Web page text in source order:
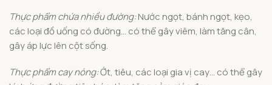
Thực phẩm chứa nhiều đường:Nước ngọt, bánh ngọt, kẹo,
các loại đồ uống có đường… có thể gây viêm, làm tăng cân,
gây áp lực lên cột sống.
Thực phẩm cay nóng:Ớt, tiêu, các loại gia vị cay… có thể gây